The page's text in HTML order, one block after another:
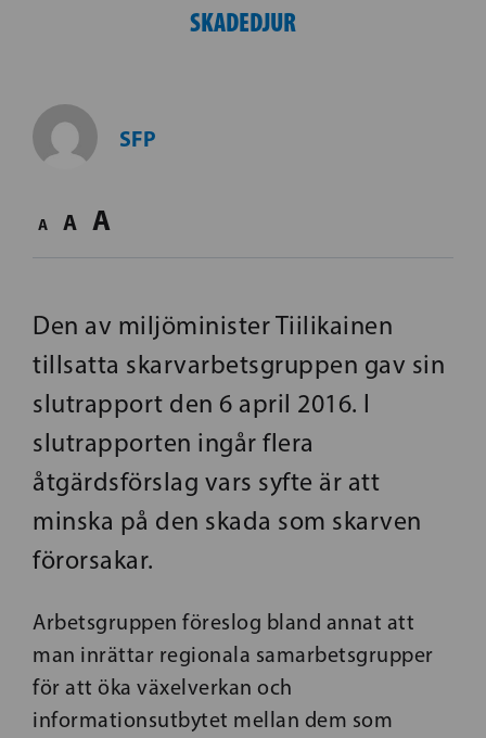
SKADEDJUR
SFP
A A A
Den av miljöminister Tiilikainen
tillsatta skarvarbetsgruppen gav sin
slutrapport den 6 april 2016. I
slutrapporten ingår flera
åtgärdsförslag vars syfte är att
minska på den skada som skarven
förorsakar.
Arbetsgruppen föreslog bland annat att
man inrättar regionala samarbetsgrupper
för att öka växelverkan och
informationsutbytet mellan dem som